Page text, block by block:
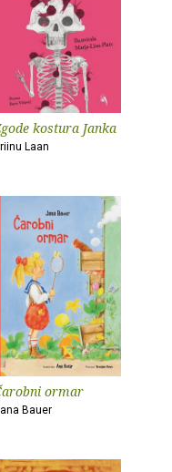
kostura Janka
Laan
ormar
Bauer